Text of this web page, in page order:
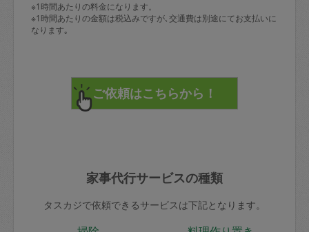
※1時間あたりの料金になります。
※1時間あたりの金額は税込みですが､交通費は別途にてお支払いに
なります｡
家事代行サービスの種類
タスカジで依頼できるサービスは下記となります。